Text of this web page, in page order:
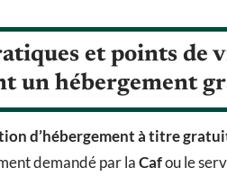
et points de
un hébergement
d’hébergement à titre
demandé par laCafou le